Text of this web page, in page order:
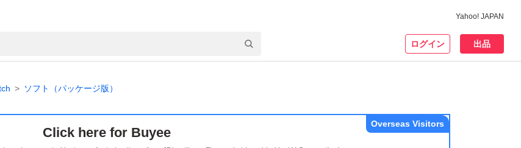
Yahoo! JAPAN
ログイン 出品
ソフト（パッケージ版）
Click here for Buyee
Overseas Visitors